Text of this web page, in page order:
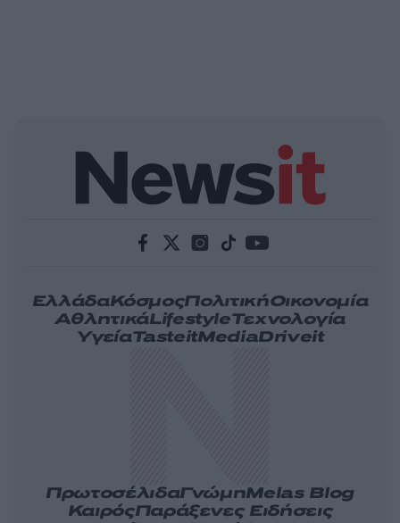
ΕλλάδαΚόσμοςΠολιτικήΟικονομία
ΑθλητικάLifestyleΤεχνολογία
ΥγείαTasteitMediaDriveit
ΠρωτοσέλιδαΓνώμηMelas Blog
ΚαιρόςΠαράξενες Ειδήσεις